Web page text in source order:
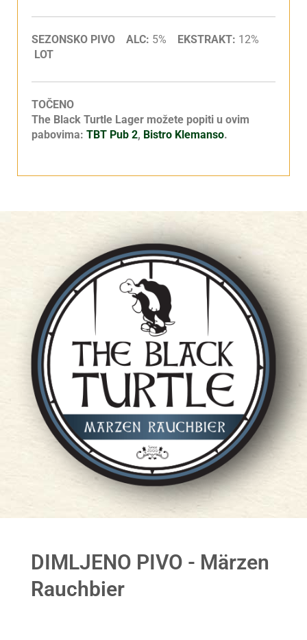
SEZONSKO PIVO ALC: 5% EKSTRAKT: 12%
LOT
TOČENO
The Black Turtle Lager možete popiti u ovim
pabovima: TBT Pub 2, Bistro Klemanso.
DIMLJENO PIVO - Märzen
Rauchbier